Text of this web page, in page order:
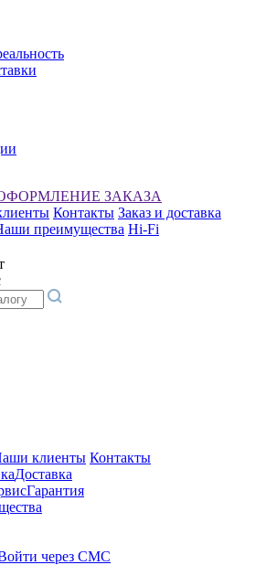
ЗАКАЗА
Контакты Заказ и доставка
преимущества Hi-Fi
клиенты Контакты
Доставка
Гарантия
через СМС